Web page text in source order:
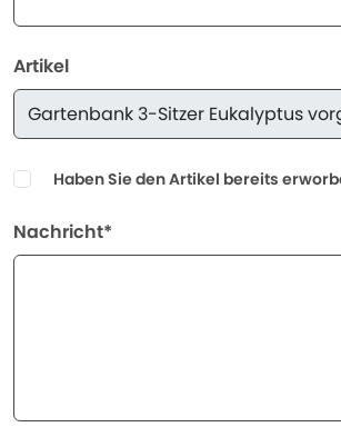
Artikel
Haben Sie den Artikel bereits
Nachricht*